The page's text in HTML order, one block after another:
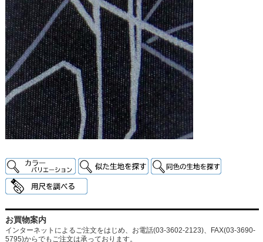
お買物案内
インターネットによるご注文をはじめ、お電話(03-3602-2123)、FAX(03-3690-
5795)からでもご注文は承っております。